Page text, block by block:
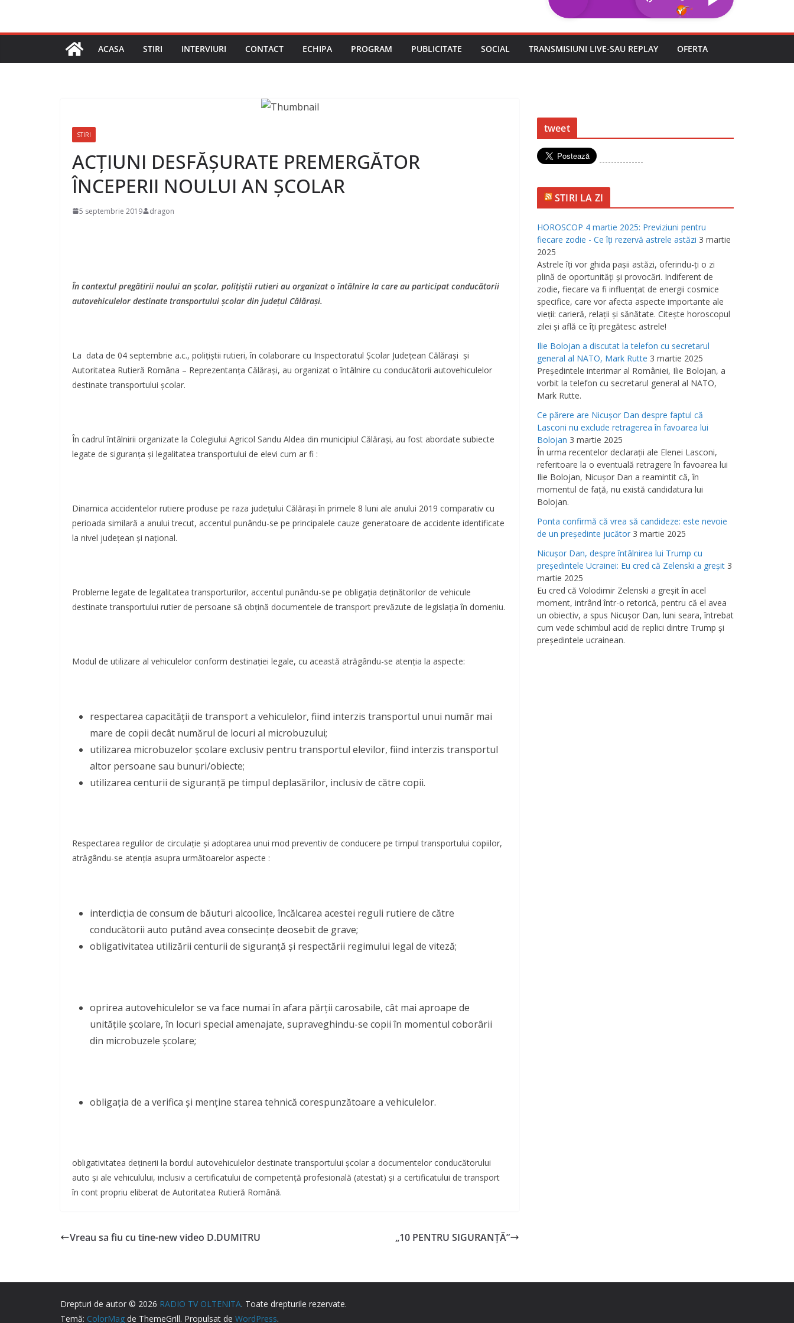
ACASA STIRI INTERVIURI CONTACT ECHIPA PROGRAM PUBLICITATE SOCIAL TRANSMISIUNI LIVE-SAU REPLAY OFERTA
STIRI
ACȚIUNI DESFĂȘURATE PREMERGĂTOR
ÎNCEPERII NOULUI AN ȘCOLAR
5 septembrie 2019 dragon
În contextul pregătirii noului an școlar, polițiștii rutieri au organizat o întâlnire la care au participat conducătorii
autovehiculelor destinate transportului școlar din județul Călărași.
La data de 04 septembrie a.c., polițiștii rutieri, în colaborare cu Inspectoratul Școlar Județean Călărași și
Autoritatea Rutieră Româna – Reprezentanța Călărași, au organizat o întâlnire cu conducătorii autovehiculelor
destinate transportului școlar.
În cadrul întâlnirii organizate la Colegiului Agricol Sandu Aldea din municipiul Călărași, au fost abordate subiecte
legate de siguranța și legalitatea transportului de elevi cum ar fi :
Dinamica accidentelor rutiere produse pe raza județului Călărași în primele 8 luni ale anului 2019 comparativ cu
perioada similară a anului trecut, accentul punându-se pe principalele cauze generatoare de accidente identificate
la nivel județean și național.
Probleme legate de legalitatea transporturilor, accentul punându-se pe obligația deținătorilor de vehicule
destinate transportului rutier de persoane să obțină documentele de transport prevăzute de legislația în domeniu.
Modul de utilizare al vehiculelor conform destinației legale, cu această atrăgându-se atenția la aspecte:
respectarea capacității de transport a vehiculelor, fiind interzis transportul unui număr mai
mare de copii decât numărul de locuri al microbuzului;
utilizarea microbuzelor școlare exclusiv pentru transportul elevilor, fiind interzis transportul
altor persoane sau bunuri/obiecte;
utilizarea centurii de siguranță pe timpul deplasărilor, inclusiv de către copii.
Respectarea regulilor de circulație și adoptarea unui mod preventiv de conducere pe timpul transportului copiilor,
atrăgându-se atenția asupra următoarelor aspecte :
interdicția de consum de băuturi alcoolice, încălcarea acestei reguli rutiere de către
conducătorii auto putând avea consecințe deosebit de grave;
obligativitatea utilizării centurii de siguranță și respectării regimului legal de viteză;
oprirea autovehiculelor se va face numai în afara părții carosabile, cât mai aproape de
unitățile școlare, în locuri special amenajate, supraveghindu-se copii în momentul coborârii
din microbuzele școlare;
obligația de a verifica și menține starea tehnică corespunzătoare a vehiculelor.
obligativitatea deținerii la bordul autovehiculelor destinate transportului școlar a documentelor conducătorului
auto și ale vehiculului, inclusiv a certificatului de competență profesională (atestat) și a certificatului de transport
în cont propriu eliberat de Autoritatea Rutieră Română.
Vreau sa fiu cu tine-new video D.DUMITRU „10 PENTRU SIGURANȚĂ”
tweet
---------------
STIRI LA ZI
HOROSCOP 4 martie 2025: Previziuni pentru
fiecare zodie - Ce îţi rezervă astrele astăzi 3 martie
2025
Astrele îţi vor ghida paşii astăzi, oferindu-ţi o zi
plină de oportunităţi şi provocări. Indiferent de
zodie, fiecare va fi influenţat de energii cosmice
specifice, care vor afecta aspecte importante ale
vieţii: carieră, relaţii şi sănătate. Citeşte horoscopul
zilei şi află ce îţi pregătesc astrele!
Ilie Bolojan a discutat la telefon cu secretarul
general al NATO, Mark Rutte 3 martie 2025
Preşedintele interimar al României, Ilie Bolojan, a
vorbit la telefon cu secretarul general al NATO,
Mark Rutte.
Ce părere are Nicuşor Dan despre faptul că
Lasconi nu exclude retragerea în favoarea lui
Bolojan 3 martie 2025
În urma recentelor declaraţii ale Elenei Lasconi,
referitoare la o eventuală retragere în favoarea lui
Ilie Bolojan, Nicuşor Dan a reamintit că, în
momentul de faţă, nu există candidatura lui
Bolojan.
Ponta confirmă că vrea să candideze: este nevoie
de un preşedinte jucător 3 martie 2025
Nicuşor Dan, despre întâlnirea lui Trump cu
preşedintele Ucrainei: Eu cred că Zelenski a greşit 3
martie 2025
Eu cred că Volodimir Zelenski a greşit în acel
moment, intrând într-o retorică, pentru că el avea
un obiectiv, a spus Nicuşor Dan, luni seara, întrebat
cum vede schimbul acid de replici dintre Trump şi
preşedintele ucrainean.
Drepturi de autor © 2026 RADIO TV OLTENITA. Toate drepturile rezervate.
Temă: ColorMag de ThemeGrill. Propulsat de WordPress.